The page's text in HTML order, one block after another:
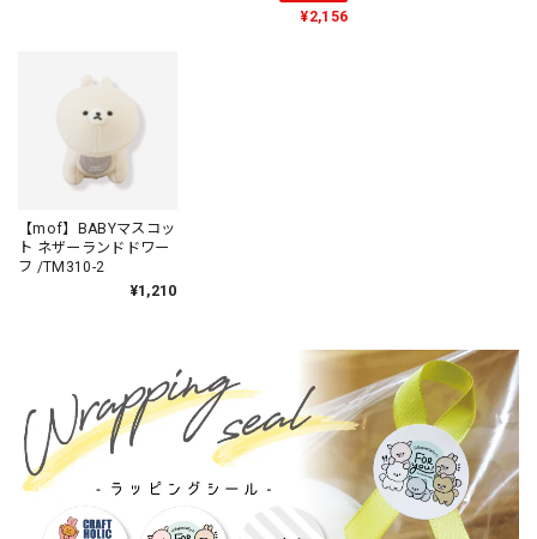
¥2,156
【mof】BABYマスコッ
ト ネザーランドドワー
フ /TM310-2
¥1,210